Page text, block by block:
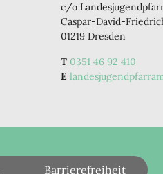
c/o
Caspar-David-
01219 Dresden
0351 46 92 410
Barrierefreiheit